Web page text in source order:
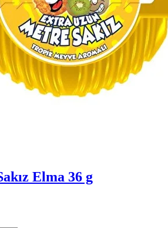
Elma 36 g